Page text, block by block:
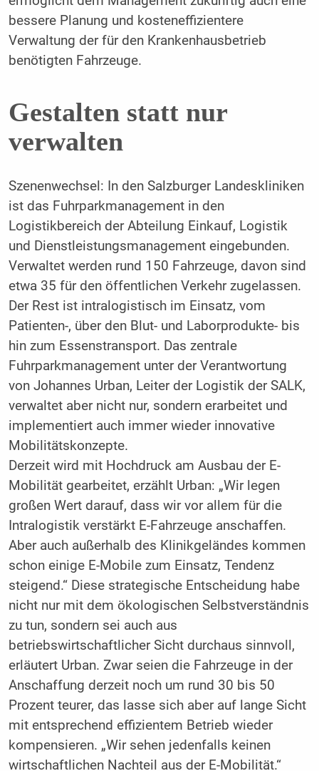
bessere Planung und kosteneffizientere
Verwaltung der für den Krankenhausbetrieb
benötigten Fahrzeuge.
Gestalten statt nur
verwalten
Szenenwechsel: In den Salzburger Landeskliniken
ist das Fuhrparkmanagement in den
Logistikbereich der Abteilung Einkauf, Logistik
und Dienstleistungsmanagement eingebunden.
Verwaltet werden rund 150 Fahrzeuge, davon sind
etwa 35 für den öffentlichen Verkehr zugelassen.
Der Rest ist intralogistisch im Einsatz, vom
Patienten-, über den Blut- und Laborprodukte- bis
hin zum Essenstransport. Das zentrale
Fuhrparkmanagement unter der Verantwortung
von Johannes Urban, Leiter der Logistik der SALK,
verwaltet aber nicht nur, sondern erarbeitet und
implementiert auch immer wieder innovative
Mobilitätskonzepte.
Derzeit wird mit Hochdruck am Ausbau der E-
Mobilität gearbeitet, erzählt Urban: „Wir legen
großen Wert darauf, dass wir vor allem für die
Intralogistik verstärkt E-Fahrzeuge anschaffen.
Aber auch außerhalb des Klinikgeländes kommen
schon einige E-Mobile zum Einsatz, Tendenz
steigend.“ Diese strategische Entscheidung habe
nicht nur mit dem ökologischen Selbstverständnis
zu tun, sondern sei auch aus
betriebswirtschaftlicher Sicht durchaus sinnvoll,
erläutert Urban. Zwar seien die Fahrzeuge in der
Anschaffung derzeit noch um rund 30 bis 50
Prozent teurer, das lasse sich aber auf lange Sicht
mit entsprechend effizientem Betrieb wieder
kompensieren. „Wir sehen jedenfalls keinen
wirtschaftlichen Nachteil aus der E-Mobilität.“